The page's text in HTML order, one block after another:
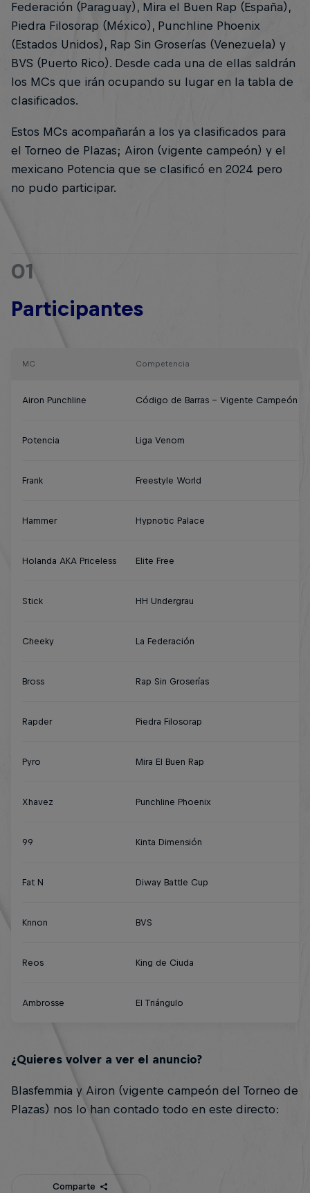
Federación (Paraguay), Mira el Buen Rap (España),
Piedra Filosorap (México), Punchline Phoenix
(Estados Unidos), Rap Sin Groserías (Venezuela) y
BVS (Puerto Rico). Desde cada una de ellas saldrán
los MCs que irán ocupando su lugar en la tabla de
clasificados.
Estos MCs acompañarán a los ya clasificados para
el Torneo de Plazas; Airon (vigente campeón) y el
mexicano Potencia que se clasificó en 2024 pero
no pudo participar.
01
Participantes
MC Competencia
Airon Punchline Código de Barras - Vigente Campeón
Potencia Liga Venom
Frank Freestyle World
Hammer Hypnotic Palace
Holanda AKA Priceless Elite Free
Stick HH Undergrau
Cheeky La Federación
Bross Rap Sin Groserías
Rapder Piedra Filosorap
Pyro Mira El Buen Rap
Xhavez Punchline Phoenix
99 Kinta Dimensión
Fat N Diway Battle Cup
Knnon BVS
Reos King de Ciuda
Ambrosse El Triángulo
¿Quieres volver a ver el anuncio?
Blasfemmia y Airon (vigente campeón del Torneo de
Plazas) nos lo han contado todo en este directo:
Comparte